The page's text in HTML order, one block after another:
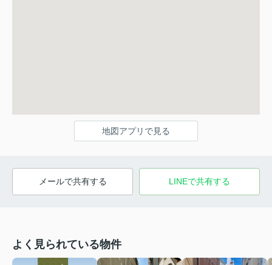
地図アプリで見る
メールで共有する LINEで共有する
よく見られている物件